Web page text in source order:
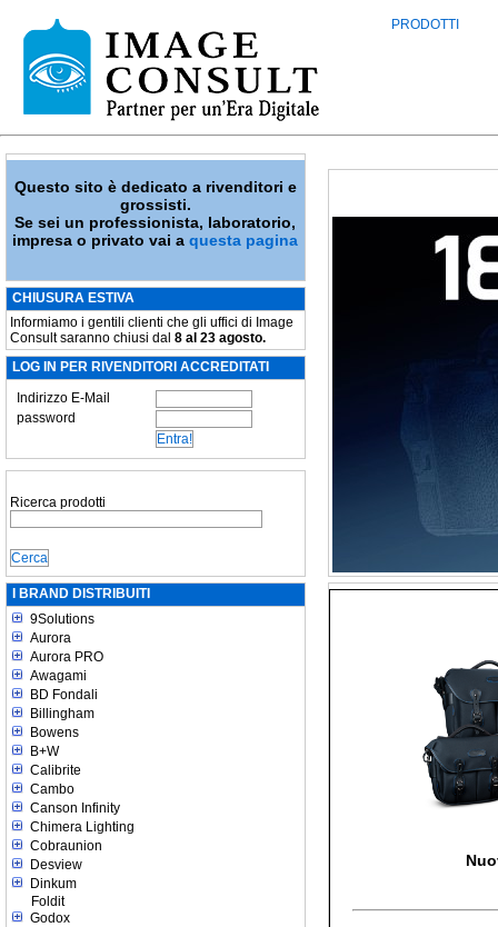
PRODOTTI
Questo sito è dedicato a rivenditori e
grossisti.
Se sei un professionista, laboratorio,
impresa o privato vai aquesta pagina
CHIUSURA ESTIVA
Informiamo i gentili clienti che gli uffici di Image
Consult saranno chiusi dal 8 al 23 agosto.
LOG IN PER RIVENDITORI ACCREDITATI
Indirizzo E-Mail
password
Ricerca prodotti
I BRAND DISTRIBUITI
9Solutions
Aurora
Aurora PRO
Awagami
BD Fondali
Billingham
Bowens
B+W
Calibrite
Cambo
Canson Infinity
Chimera Lighting
Cobraunion
Desview
Dinkum
Foldit
Godox